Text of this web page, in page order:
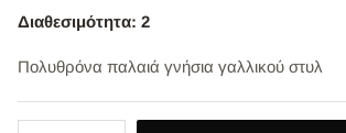
Διαθεσιμότητα: 2
Πολυθρόνα παλαιά γνήσια γαλλικού στυλ